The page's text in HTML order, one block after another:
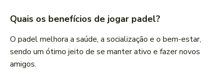
Quais os benefícios de jogar padel?
O padel melhora a saúde, a socialização e o bem-estar,
sendo um ótimo jeito de se manter ativo e fazer novos
amigos.